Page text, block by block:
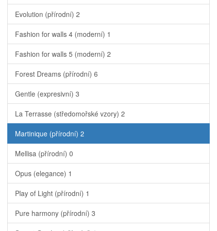
Evolution (přírodní) 2
Fashion for walls 4 (moderní) 1
Fashion for walls 5 (moderní) 2
Forest Dreams (přírodní) 6
Gentle (expresivní) 3
La Terrasse (středomořské vzory) 2
Martinique (přírodní) 2
Mellisa (přírodní) 0
Opus (elegance) 1
Play of Light (přírodní) 1
Pure harmony (přírodní) 3